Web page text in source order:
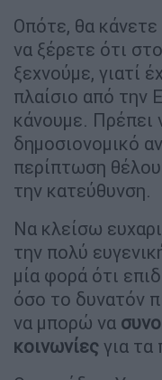
Οπότε, θα κάνετε
να ξέρετε ότι
ξεχνούμε, γιατί
πλαίσιο από την
κάνουμε. Πρέπει
δημοσιονομικό
περίπτωση
την κατεύθυνση.
Να κλείσω
την πολύ
μία φορά ότι
όσο το δυνατόν
να μπορώ να
κοινωνίες για τα